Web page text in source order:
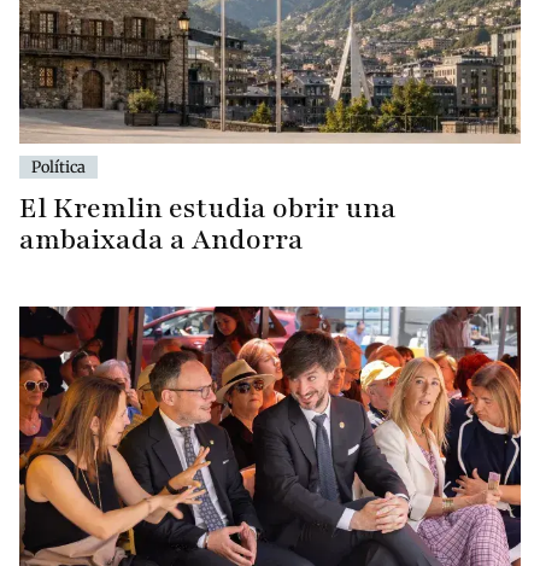
Política
El Kremlin estudia obrir una
ambaixada a Andorra